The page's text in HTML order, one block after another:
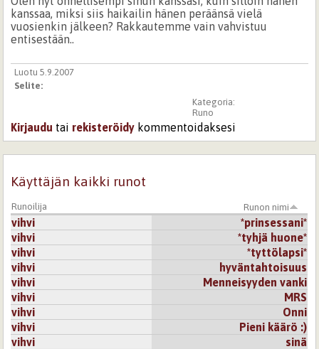
kanssaa, miksi siis haikailin hänen peräänsä vielä
vuosienkin jälkeen? Rakkautemme vain vahvistuu
entisestään..
Luotu 5.9.2007
Selite:
Kategoria:
Runo
Kirjaudu tai rekisteröidy kommentoidaksesi
Käyttäjän kaikki runot
Runoilija Runon nimi
vihvi
*prinsessani*
vihvi
*tyhjä huone*
vihvi
*tyttölapsi*
vihvi
hyväntahtoisuus
vihvi
Menneisyyden vanki
vihvi
MRS
vihvi
Onni
vihvi
Pieni käärö :)
vihvi
sinä